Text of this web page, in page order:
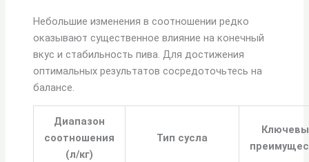
Небольшие изменения в соотношении редко
оказывают существенное влияние на конечный
вкус и стабильность пива. Для достижения
оптимальных результатов сосредоточьтесь на
балансе.
Диапазон
соотношения
(л/кг)
Тип сусла